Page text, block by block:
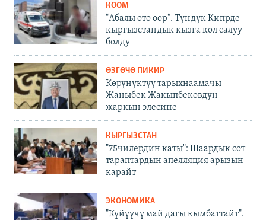
КООМ
"Абалы өтө оор". Түндүк Кипрде
кыргызстандык кызга кол салуу
болду
ӨЗГӨЧӨ ПИКИР
Көрүнүктүү тарыхнаамачы
Жаныбек Жакыпбековдун
жаркын элесине
КЫРГЫЗСТАН
"75чилердин каты": Шаардык сот
тараптардын апелляция арызын
карайт
ЭКОНОМИКА
"Күйүүчү май дагы кымбаттайт".